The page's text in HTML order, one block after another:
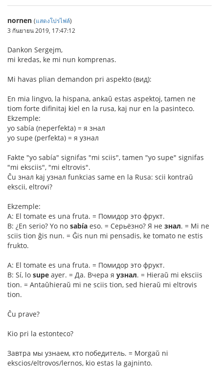
nornen (แสดงโปรไฟล์)
3 กันยายน 2019, 17:47:12
Dankon Sergejm,
mi kredas, ke mi nun komprenas.
Mi havas plian demandon pri aspekto (вид):
En mia lingvo, la hispana, ankaŭ estas aspektoj, tamen ne
tiom forte difinitaj kiel en la rusa, kaj nur en la pasinteco.
Ekzemple:
yo sabía (neperfekta) = я знал
yo supe (perfekta) = я узнал
Fakte "yo sabía" signifas "mi sciis", tamen "yo supe" signifas
"mi eksciis", "mi eltrovis".
Ĉu знал kaj узнал funkcias same en la Rusa: scii kontraŭ
ekscii, eltrovi?
Ekzemple:
A: El tomate es una fruta. = Помидор это фрукт.
B: ¿En serio? Yo no sabía eso. = Серьёзно? Я не знал. = Mi ne
sciis tion ĝis nun. = Ĝis nun mi pensadis, ke tomato ne estis
frukto.
A: El tomate es una fruta. = Помидор это фрукт.
B: Sí, lo supe ayer. = Да. Вчера я узнал. = Hieraŭ mi eksciis
tion. = Antaŭhieraŭ mi ne sciis tion, sed hieraŭ mi eltrovis
tion.
Ĉu prave?
Kio pri la estonteco?
Завтра мы узнаем, кто победитель. = Morgaŭ ni
ekscios/eltrovos/lernos, kio estas la gajninto.